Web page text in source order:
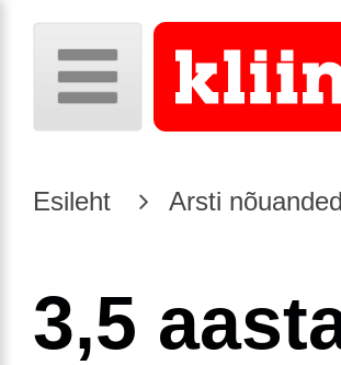
Esileht Arsti nõuanded
3,5